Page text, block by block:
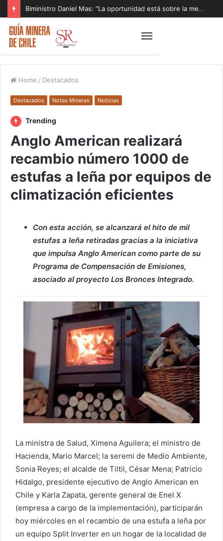
Biministro Daniel Mas: “La oportunidad está sobre la mesa y tenemos que aprovecharla”
Home / Destacados
Destacados Notas Mineras Noticias
Trending
Anglo American realizará
recambio número 1000 de
estufas a leña por equipos de
climatización eficientes
Con esta acción, se alcanzará el hito de mil
estufas a leña retiradas gracias a la iniciativa
que impulsa Anglo American como parte de su
Programa de Compensación de Emisiones,
asociado al proyecto Los Bronces Integrado.
La ministra de Salud, Ximena Aguilera; el ministro de
Hacienda, Mario Marcel; la seremi de Medio Ambiente,
Sonia Reyes; el alcalde de Tiltil, César Mena; Patricio
Hidalgo, presidente ejecutivo de Anglo American en
Chile y Karla Zapata, gerente general de Enel X
(empresa a cargo de la implementación), participarán
hoy miércoles en el recambio de una estufa a leña por
un equipo Split Inverter en un hogar de la localidad de